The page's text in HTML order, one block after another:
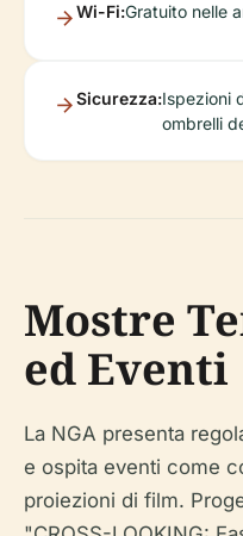
Wi-Fi:Gratuito nelle
Sicurezza:Ispezioni
ombrelli
Mostre
ed Eventi
La NGA presenta
e ospita eventi come
proiezioni di film.